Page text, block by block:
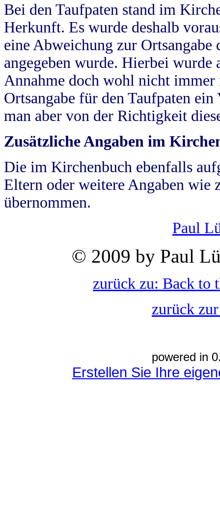
Bei den Taufpaten stand im
Herkunft. Es wurde deshalb
eine Abweichung zur
angegeben wurde. Hierbei wurde
Annahme doch wohl nicht
Ortsangabe für den Taufpaten
man aber von der Richtigkeit
Zusätzliche Angaben im
Die im Kirchenbuch ebenfalls
Eltern oder weitere Angaben wie
übernommen.
Paul
© 2009 by Paul
zurück zu: Back to
zurück
powered in
Erstellen Sie Ihre